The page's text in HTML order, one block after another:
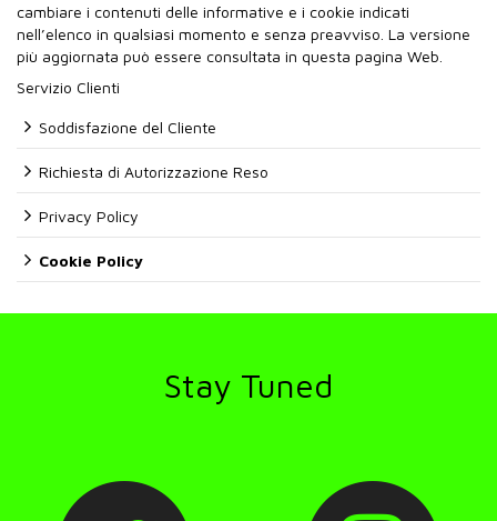
cambiare i contenuti delle informative e i cookie indicati
nell’elenco in qualsiasi momento e senza preavviso. La versione
più aggiornata può essere consultata in questa pagina Web.
Servizio Clienti
Soddisfazione del Cliente
Richiesta di Autorizzazione Reso
Privacy Policy
Cookie Policy
Stay Tuned